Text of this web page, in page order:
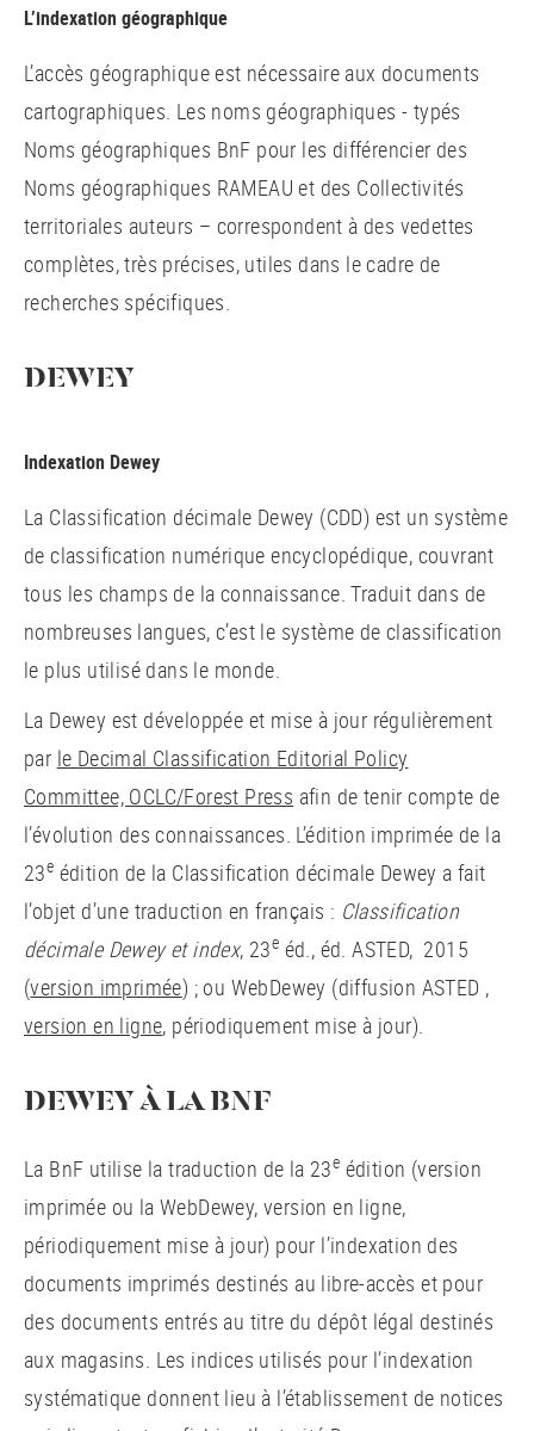
L’indexation géographique
L’accès géographique est nécessaire aux documents
cartographiques. Les noms géographiques - typés
Noms géographiques BnF pour les différencier des
Noms géographiques RAMEAU et des Collectivités
territoriales auteurs – correspondent à des vedettes
complètes, très précises, utiles dans le cadre de
recherches spécifiques.
DEWEY
Indexation Dewey
La Classification décimale Dewey (CDD) est un système
de classification numérique encyclopédique, couvrant
tous les champs de la connaissance. Traduit dans de
nombreuses langues, c’est le système de classification
le plus utilisé dans le monde.
La Dewey est développée et mise à jour régulièrement
par le Decimal Classification Editorial Policy
Committee, OCLC/Forest Press afin de tenir compte de
l’évolution des connaissances. L’édition imprimée de la
23e édition de la Classification décimale Dewey a fait
l’objet d’une traduction en français : Classification
décimale Dewey et index, 23e éd., éd. ASTED, 2015
(version imprimée) ; ou WebDewey (diffusion ASTED ,
version en ligne, périodiquement mise à jour).
DEWEY À LA BNF
La BnF utilise la traduction de la 23e édition (version
imprimée ou la WebDewey, version en ligne,
périodiquement mise à jour) pour l’indexation des
documents imprimés destinés au libre-accès et pour
des documents entrés au titre du dépôt légal destinés
aux magasins. Les indices utilisés pour l’indexation
systématique donnent lieu à l’établissement de notices